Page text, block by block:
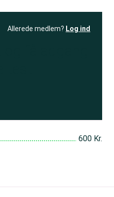
Allerede medlem? Log ind
600 Kr.